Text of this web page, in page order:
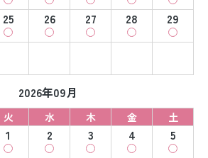
25 26 27 28
29
2026年09月
火 水 木 金 土
1 2 3 4
5